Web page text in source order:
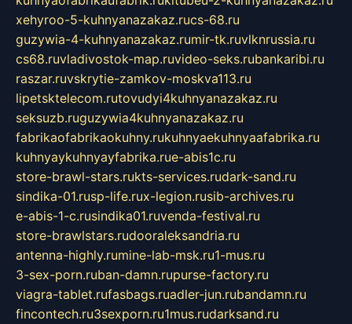
xehyroo-5-kuhnyanazakaz.rucs-68.ru
guzywia-4-kuhnyanazakaz.rumir-tk.ruvlknrussia.ru
cs68.ruvladivostok-map.ruvideo-seks.rubankaribi.ru
raszar.ruvskrytie-zamkov-moskva113.ru
lipetsktelecom.rutovudyi4kuhnyanazakaz.ru
seksuzb.ruguzywia4kuhnyanazakaz.ru
fabrikaofabrikaokuhny.rukuhnyaekuhnyaafabrika.ru
kuhnyaykuhnyayfabrika.rue-abis1c.ru
store-brawl-stars.rukts-services.rudark-sand.ru
sindika-01.rusp-life.rux-legion.rusib-archives.ru
e-abis-1-c.rusindika01.ruvenda-festival.ru
store-brawlstars.rudooraleksandria.ru
antenna-highly.rumine-lab-msk.ru1-mus.ru
3-sex-porn.ruban-damn.rupurse-factory.ru
viagra-tablet.rufasbags.ruadler-jun.rubandamn.ru
fincontech.ru3sexporn.ru1mus.rudarksand.ru